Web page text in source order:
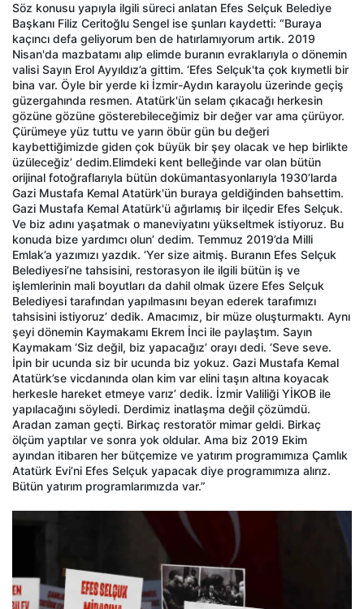
Söz konusu yapıyla ilgili süreci anlatan Efes Selçuk Belediye
Başkanı Filiz Ceritoğlu Sengel ise şunları kaydetti: “Buraya
kaçıncı defa geliyorum ben de hatırlamıyorum artık. 2019
Nisan'da mazbatamı alıp elimde buranın evraklarıyla o dönemin
valisi Sayın Erol Ayyıldız’a gittim. ‘Efes Selçuk'ta çok kıymetli bir
bina var. Öyle bir yerde ki İzmir-Aydın karayolu üzerinde geçiş
güzergahında resmen. Atatürk'ün selam çıkacağı herkesin
gözüne gözüne gösterebileceğimiz bir değer var ama çürüyor.
Çürümeye yüz tuttu ve yarın öbür gün bu değeri
kaybettiğimizde giden çok büyük bir şey olacak ve hep birlikte
üzüleceğiz’ dedim.Elimdeki kent belleğinde var olan bütün
orijinal fotoğraflarıyla bütün dokümantasyonlarıyla 1930’larda
Gazi Mustafa Kemal Atatürk'ün buraya geldiğinden bahsettim.
Gazi Mustafa Kemal Atatürk'ü ağırlamış bir ilçedir Efes Selçuk.
Ve biz adını yaşatmak o maneviyatını yükseltmek istiyoruz. Bu
konuda bize yardımcı olun’ dedim. Temmuz 2019’da Milli
Emlak’a yazımızı yazdık. ‘Yer size aitmiş. Buranın Efes Selçuk
Belediyesi’ne tahsisini, restorasyon ile ilgili bütün iş ve
işlemlerinin mali boyutları da dahil olmak üzere Efes Selçuk
Belediyesi tarafından yapılmasını beyan ederek tarafımızı
tahsisini istiyoruz’ dedik. Amacımız, bir müze oluşturmaktı. Aynı
şeyi dönemin Kaymakamı Ekrem İnci ile paylaştım. Sayın
Kaymakam ‘Siz değil, biz yapacağız’ orayı dedi. ‘Seve seve.
İpin bir ucunda siz bir ucunda biz yokuz. Gazi Mustafa Kemal
Atatürk’se vicdanında olan kim var elini taşın altına koyacak
herkesle hareket etmeye varız’ dedik. İzmir Valiliği YİKOB ile
yapılacağını söyledi. Derdimiz inatlaşma değil çözümdü.
Aradan zaman geçti. Birkaç restoratör mimar geldi. Birkaç
ölçüm yaptılar ve sonra yok oldular. Ama biz 2019 Ekim
ayından itibaren her bütçemize ve yatırım programımıza Çamlık
Atatürk Evi’ni Efes Selçuk yapacak diye programımıza alırız.
Bütün yatırım programlarımızda var.”